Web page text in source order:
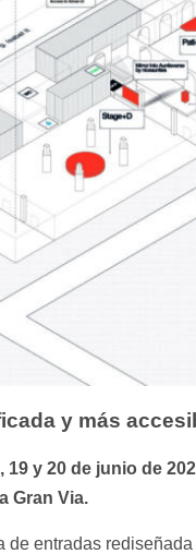
y más
19 y 20 de junio de 202
Gran Via.
de entradas